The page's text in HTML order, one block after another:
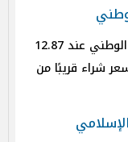
يسجل سعر الريال السعودي في بنك قطر الوطني عند 12.87
ذلك سعر شراء قريبًا من